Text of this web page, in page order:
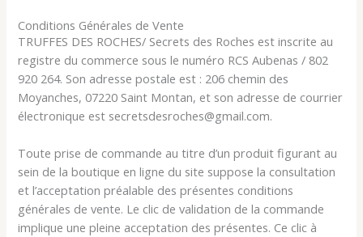
Conditions Générales de Vente
TRUFFES DES ROCHES/ Secrets des Roches est inscrite au
registre du commerce sous le numéro RCS Aubenas / 802
920 264. Son adresse postale est : 206 chemin des
Moyanches, 07220 Saint Montan, et son adresse de courrier
électronique est secretsdesroches@gmail.com.
Toute prise de commande au titre d’un produit figurant au
sein de la boutique en ligne du site suppose la consultation
et l’acceptation préalable des présentes conditions
générales de vente. Le clic de validation de la commande
implique une pleine acceptation des présentes. Ce clic à